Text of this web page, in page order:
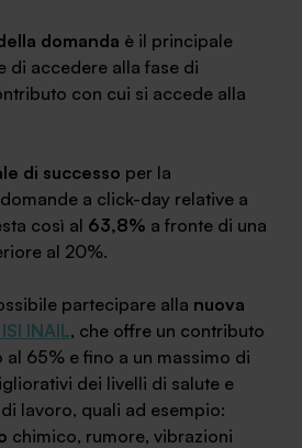
Srl, società di mediazione creditizia iscritta
domanda è il principale
di accedere alla fase di
con cui si accede alla
di successo per la
a click-day relative a
così al 63,8% a fronte di una
al 20%.
partecipare alla nuova
INAIL, che offre un contributo
65% e fino a un massimo di
dei livelli di salute e
lavoro, quali ad esempio:
chimico, rumore, vibrazioni